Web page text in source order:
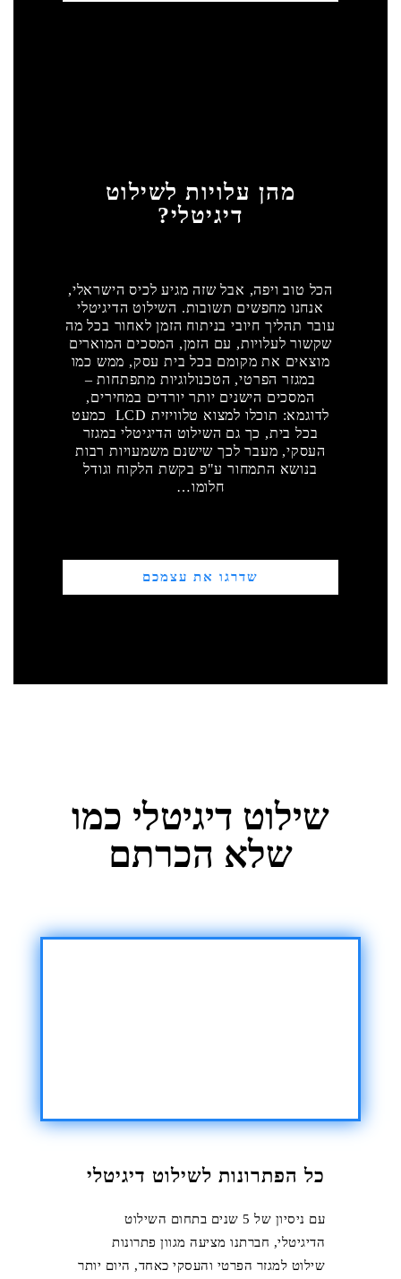
מהן עלויות לשילוט
דיגיטלי?
הכל טוב ויפה, אבל שזה מגיע לכיס הישראלי,
אנחנו מחפשים תשובות. השילוט הדיגיטלי
עובר תהליך חיובי בניתוח הזמן לאחור בכל מה
שקשור לעלויות, עם הזמן, המסכים המוארים
מוצאים את מקומם בכל בית עסק, ממש כמו
במגזר הפרטי, הטכנולוגיות מתפתחות –
המסכים הישנים יותר יורדים במחירים,
לדוגמא: תוכלו למצוא טלוויזית LCD כמעט
בכל בית, כך גם השילוט הדיגיטלי במגזר
העסקי, מעבר לכך שישנם משמעויות רבות
בנושא התמחור ע"פ בקשת הלקוח וגודל
חלומו…
שדרגו את עצמכם
שילוט דיגיטלי כמו
שלא הכרתם
כל הפתרונות לשילוט דיגיטלי
עם ניסיון של 5 שנים בתחום השילוט
הדיגיטלי, חברתנו מציעה מגוון פתרונות
שילוט למגזר הפרטי והעסקי כאחד, היום יותר